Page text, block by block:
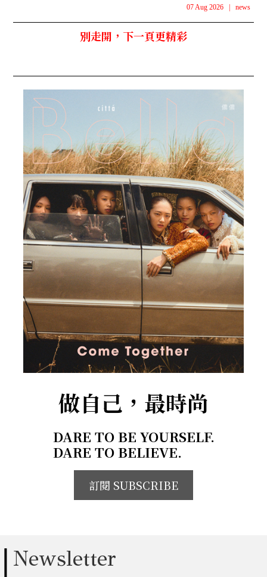
07 Aug 2026 news
別走開，下一頁更精彩
做自己，最時尚
DARE TO BE YOURSELF.
DARE TO BELIEVE.
訂閱 SUBSCRIBE
Newsletter